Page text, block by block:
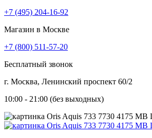
+7 (495) 204-16-92
Магазин в Москве
+7 (800) 511-57-20
Бесплатный звонок
г. Москва, Ленинский проспект 60/2
10:00 - 21:00 (без выходных)